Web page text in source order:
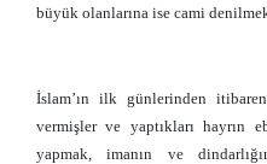
büyük olanlarına ise cami
İslam’ın ilk günlerinden
vermişler ve yaptıkları hayrın
yapmak, imanın ve